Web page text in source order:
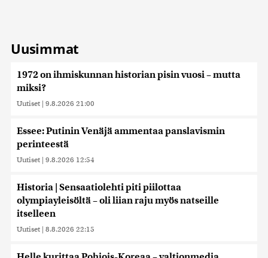
Uusimmat
1972 on ihmiskunnan historian pisin vuosi – mutta
miksi?
Uutiset | 9.8.2026 21:00
Essee: Putinin Venäjä ammentaa panslavismin
perinteestä
Uutiset | 9.8.2026 12:54
Historia | Sensaatiolehti piti piilottaa
olympiayleisöltä – oli liian raju myös natseille
itselleen
Uutiset | 8.8.2026 22:15